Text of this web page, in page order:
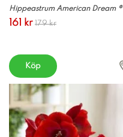
Hippeastrum American Dream ®
161 kr 179 kr
Köp